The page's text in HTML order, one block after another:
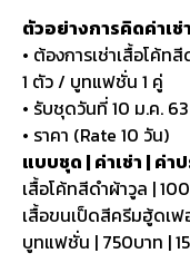
ตัวอย่างการคิดค่าเช่
• ต้องการเช่าเสื้อโค้
1 ตัว / บูทแฟชั่น 1 คู่
• รับชุดวันที่ 10 ม.ค.
• ราคา (Rate 10 วัน)
แบบชุด | ค่าเช่า | ค่า
เสื้อโค้ทสีดำผ้าวูล |
เสื้อขนเป็ดสีครีมฮู้ดเ
บูทแฟชั่น | 750บาท |